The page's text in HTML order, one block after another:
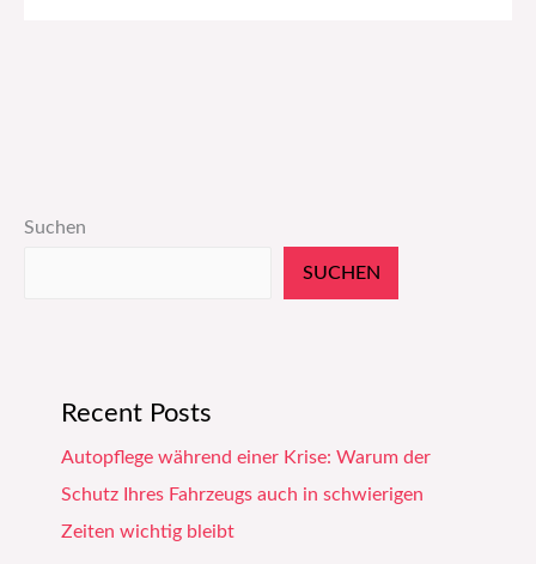
Suchen
SUCHEN
Recent Posts
Autopflege während einer Krise: Warum der
Schutz Ihres Fahrzeugs auch in schwierigen
Zeiten wichtig bleibt